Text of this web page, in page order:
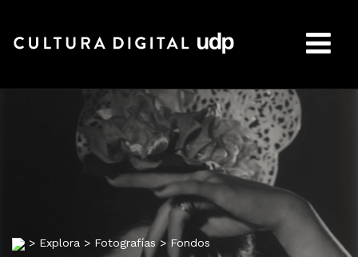
> Explora > Fotografías> Fondos